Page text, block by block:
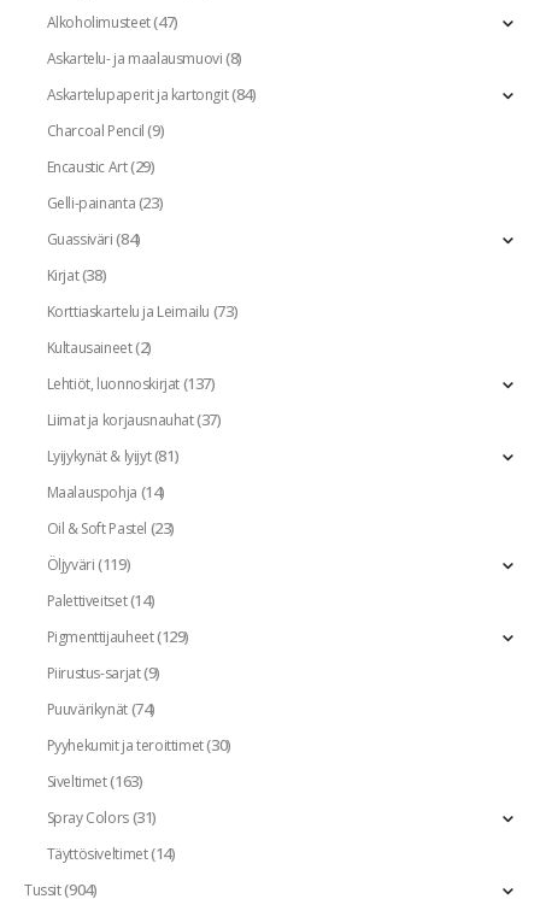
Alkoholimusteet(47)
Askartelu- ja maalausmuovi(8)
Askartelupaperit ja kartongit(84)
Charcoal Pencil(9)
Encaustic Art(29)
Gelli-painanta(23)
Guassiväri(84)
Kirjat(38)
Korttiaskartelu ja Leimailu (73)
Kultausaineet(2)
Lehtiöt, luonnoskirjat(137)
Liimat ja korjausnauhat(37)
Lyijykynät & lyijyt(81)
Maalauspohja (14)
Oil & Soft Pastel (23)
Öljyväri(119)
Palettiveitset(14)
Pigmenttijauheet(129)
Piirustus-sarjat(9)
Puuvärikynät(74)
Pyyhekumit ja teroittimet(30)
Siveltimet(163)
Spray Colors(31)
Täyttösiveltimet(14)
Tussit(904)